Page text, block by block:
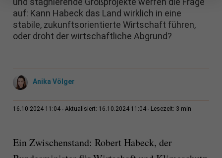
auf: Kann Habeck das Land wirklich in eine
stabile, zukunftsorientierte Wirtschaft führen,
oder droht der wirtschaftliche Abgrund?
Anika Völger
16.10.2024 11:04 Aktualisiert: 16.10.2024 11:04 Lesezeit: 3 min
Ein Zwischenstand: Robert Habeck, der